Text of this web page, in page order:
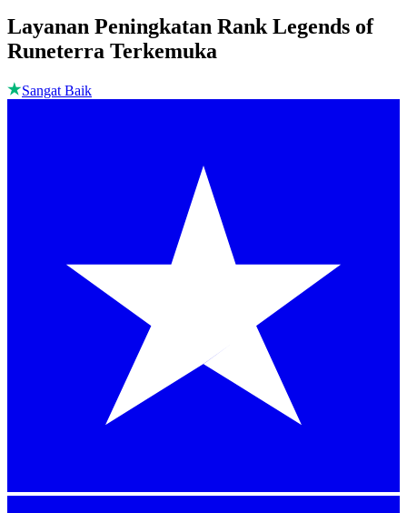
Layanan Peningkatan Rank Legends of
Runeterra Terkemuka
Sangat Baik